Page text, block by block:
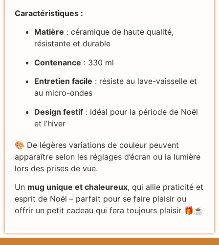
Caractéristiques :
Matière : céramique de haute qualité,
résistante et durable
Contenance : 330 ml
Entretien facile : résiste au lave-vaisselle et
au micro-ondes
Design festif : idéal pour la période de Noël
et l’hiver
🎨 De légères variations de couleur peuvent
apparaître selon les réglages d’écran ou la lumière
lors des prises de vue.
Un mug unique et chaleureux, qui allie praticité et
esprit de Noël – parfait pour se faire plaisir ou
offrir un petit cadeau qui fera toujours plaisir 🎁☕